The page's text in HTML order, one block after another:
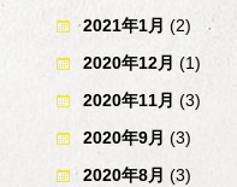
2021年1月 (2)
2020年12月 (1)
2020年11月 (3)
2020年9月 (3)
2020年8月 (3)